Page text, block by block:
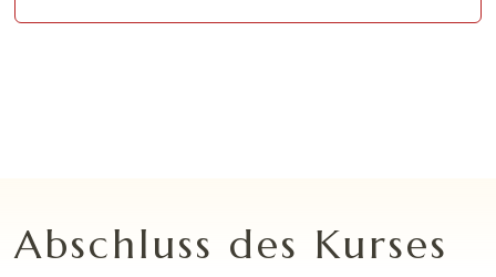
Abschluss des Kurses